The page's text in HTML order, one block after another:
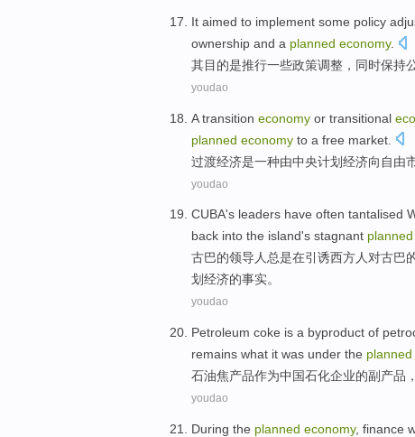
It aimed to implement some policy
ownership and a planned economy.
其目的是推行一些政策调整 ， 同时保持
youdao
A transition economy or transitional
planned economy to a free market
过渡经济是一种由中央计划经济向 自由
youdao
CUBA's leaders have often tantalised
back into the island's stagnant planned
古巴的领导人总是在引诱西方人对古巴
划经济的事实。
youdao
Petroleum coke is a byproduct of
remains what it was under the planned
石油焦产品作为中国石化企业的副产品
youdao
During the planned economy, finance